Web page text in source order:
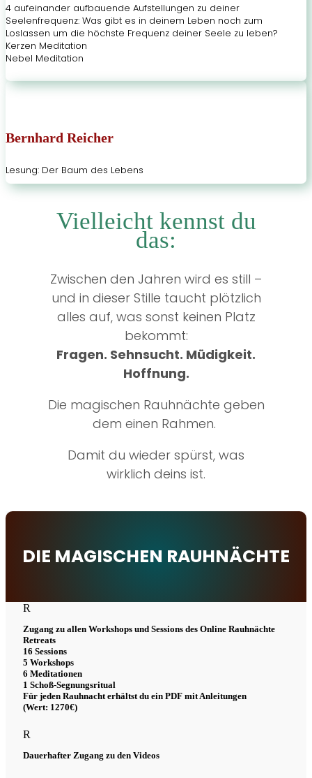
4 aufeinander aufbauende Aufstellungen zu deiner
Seelenfrequenz: Was gibt es in deinem Leben noch zum
Loslassen um die höchste Frequenz deiner Seele zu leben?
Kerzen Meditation
Nebel Meditation
Bernhard Reicher
Lesung: Der Baum des Lebens
Vielleicht kennst du
das:
Zwischen den Jahren wird es still –
und in dieser Stille taucht plötzlich
alles auf, was sonst keinen Platz
bekommt:
Fragen. Sehnsucht. Müdigkeit.
Hoffnung.
Die magischen Rauhnächte geben
dem einen Rahmen.
Damit du wieder spürst, was
wirklich deins ist.
DIE MAGISCHEN RAUHNÄCHTE
R
Zugang zu allen Workshops und Sessions des Online Rauhnächte
Retreats
16 Sessions
5 Workshops
6 Meditationen
1 Schoß-Segnungsritual
Für jeden Rauhnacht erhältst du ein PDF mit Anleitungen
(Wert: 1270€)
R
Dauerhafter Zugang zu den Videos